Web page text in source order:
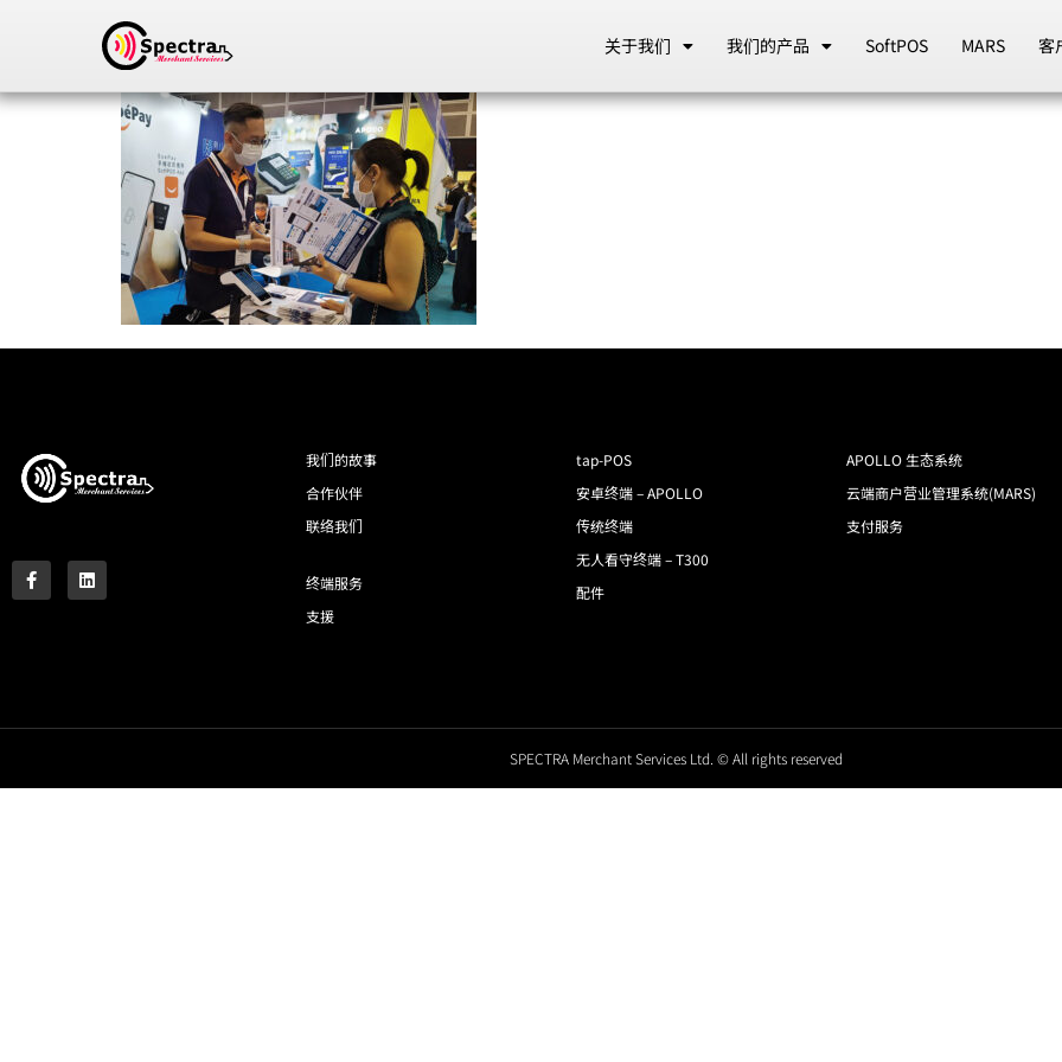
关于我们 我们的产品 SoftPOS MARS 客
我们的故事
合作伙伴
联络我们
终端服务
支援
tap-POS
安卓终端 – APOLLO
传统终端
无人看守终端 – T300
配件
APOLLO 生态系统
云端商户营业管理系统(MARS)
支付服务
SPECTRA Merchant Services Ltd. © All rights reserved